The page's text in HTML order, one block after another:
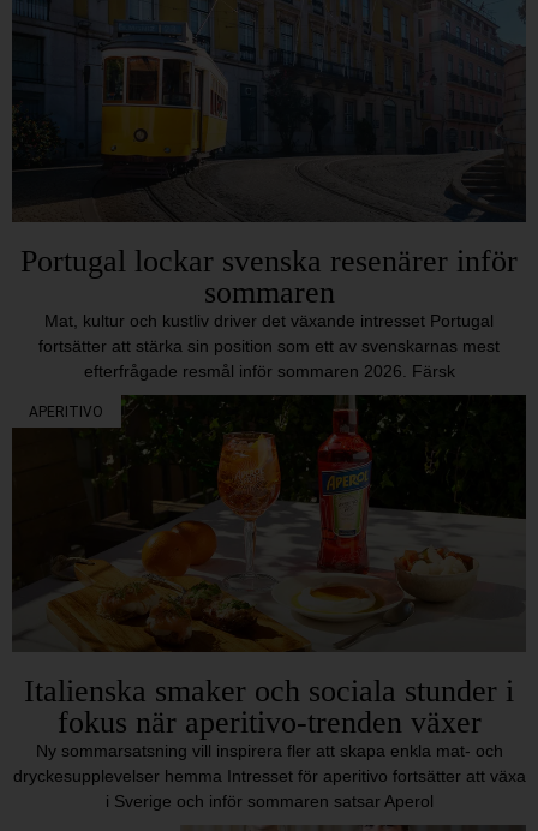
Portugal lockar svenska resenärer inför
sommaren
Mat, kultur och kustliv driver det växande intresset Portugal
fortsätter att stärka sin position som ett av svenskarnas mest
efterfrågade resmål inför sommaren 2026. Färsk
APERITIVO
Italienska smaker och sociala stunder i
fokus när aperitivo-trenden växer
Ny sommarsatsning vill inspirera fler att skapa enkla mat- och
dryckesupplevelser hemma Intresset för aperitivo fortsätter att växa
i Sverige och inför sommaren satsar Aperol